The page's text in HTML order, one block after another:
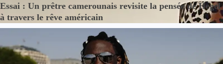
Essai : Un prêtre camerounais revisite la pensée de Hegel
à travers le rêve américain